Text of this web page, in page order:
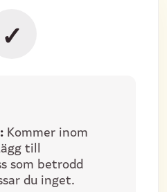
✓
Kommer inom
till
som betrodd
du inget.